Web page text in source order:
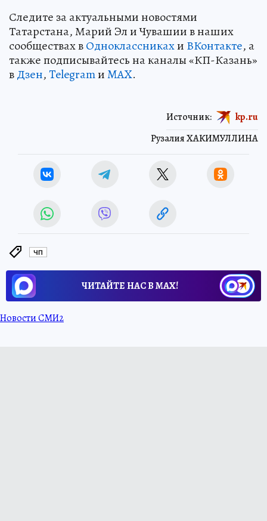
Следите за актуальными новостями
Татарстана, Марий Эл и Чувашии в наших
сообществах вОдноклассникахи ВКонтакте, а
также подписывайтесь на каналы «КП-Казань»
вДзен,TelegramиMAX.
Рузалия ХАКИМУЛЛИНА
Источник: kp.ru
ЧП
ЧИТАЙТЕ НАС В МАХ!
Новости СМИ2